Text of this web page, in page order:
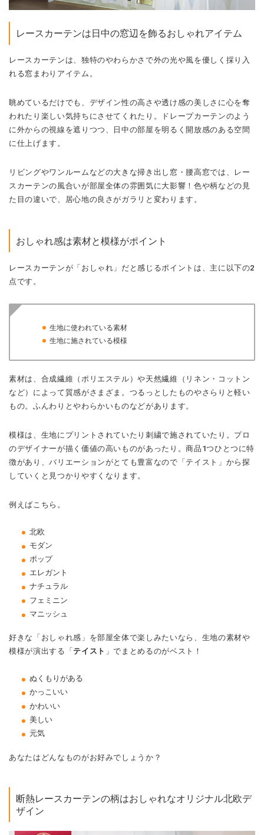
レースカーテンは日中の窓辺を飾るおしゃれアイテム
レースカーテンは、独特のやわらかさで外の光や風を優しく採り入
れる窓まわりアイテム。
眺めているだけでも、デザイン性の高さや透け感の美しさに心を奪
われたり楽しい気持ちにさせてくれたり。
ドレープカーテンのよう
に外からの視線を遮りつつ、日中の部屋を明るく開放感のある空間
に仕上げます。
リビングやワンルームなどの大きな掃き出し窓・腰高窓では、レー
スカーテンの風合いが部屋全体の雰囲気に大影響！色や柄などの見
た目の違いで、居心地の良さがガラリと変わります。
おしゃれ感は素材と模様がポイント
レースカーテンが「おしゃれ」だと感じるポイントは、主に以下の2
点です。
生地に使われている素材
生地に施されている模様
素材は、合成繊維（ポリエステル）や天然繊維（リネン・コットン
など）によって質感がさまざま。つるっとしたものやさらりと軽い
もの。ふんわりとやわらかいものなどがあります。
模様は、生地にプリントされていたり刺繍で施されていたり。プロ
のデザイナーが描く価値の高いものがあったり。商品1つひとつに特
徴があり、バリエーションがとても豊富なので「テイスト」から探
していくと見つかりやすくなります。
例えばこちら。
北欧
モダン
ポップ
エレガント
ナチュラル
フェミニン
マニッシュ
好きな「おしゃれ感」を部屋全体で楽しみたいなら、生地の素材や
模様が演出する「 テイスト 」でまとめるのがベスト！
ぬくもりがある
かっこいい
かわいい
美しい
元気
あなたはどんなものがお好みでしょうか？
断熱レースカーテンの柄はおしゃれなオリジナル北欧デ
ザイン